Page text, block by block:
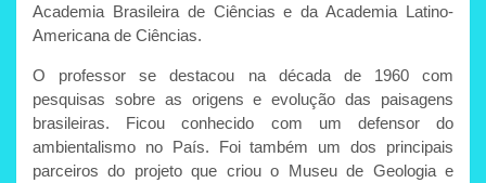
Academia Brasileira de Ciências e da Academia Latino-
Americana de Ciências.
O professor se destacou na década de 1960 com
pesquisas sobre as origens e evolução das paisagens
brasileiras. Ficou conhecido com um defensor do
ambientalismo no País. Foi também um dos principais
parceiros do projeto que criou o Museu de Geologia e